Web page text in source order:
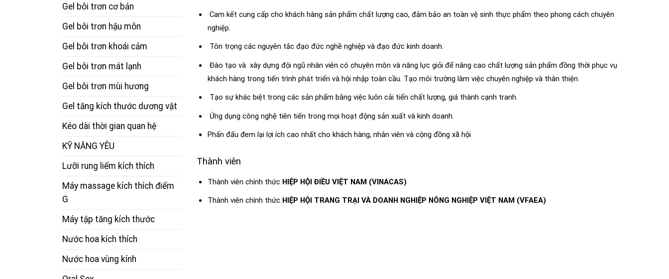
Gel bôi trơn cơ bản
Gel bôi trơn hậu môn
Gel bôi trơn khoái cảm
Gel bôi trơn mát lạnh
Gel bôi trơn mùi hương
Gel tăng kích thước dương vật
Kéo dài thời gian quan hệ
KỸ NĂNG YÊU
Lưỡi rung liếm kích thích
Máy massage kích thích điểm
G
Máy tập tăng kích thước
Nước hoa kích thích
Nước hoa vùng kính
Cam kết cung cấp cho khách hàng sản phẩm chất lượng cao, đảm bảo an toàn vệ sinh thực phẩm theo phong cách chuyên
nghiệp.
Tôn trọng các nguyên tắc đạo đức nghề nghiệp và đạo đức kinh doanh.
Đào tạo và xây dựng đội ngũ nhân viên có chuyên môn và năng lực giỏi để nâng cao chất lượng sản phẩm đồng thời phục vụ
khách hàng trong tiến trình phát triển và hội nhập toàn cầu. Tạo môi trường làm việc chuyên nghiệp và thân thiện.
Tạo sự khác biệt trong các sản phẩm bằng việc luôn cải tiến chất lượng, giá thành cạnh tranh.
Ứng dụng công nghệ tiên tiến trong mọi hoạt động sản xuất và kinh doanh.
Phấn đấu đem lại lợi ích cao nhất cho khách hàng, nhân viên và cộng đồng xã hội
Thành viên
Thành viên chính thức HIỆP HỘI ĐIỀU VIỆT NAM (VINACAS)
Thành viên chính thức HIỆP HỘI TRANG TRẠI VÀ DOANH NGHIỆP NÔNG NGHIỆP VIỆT NAM (VFAEA)